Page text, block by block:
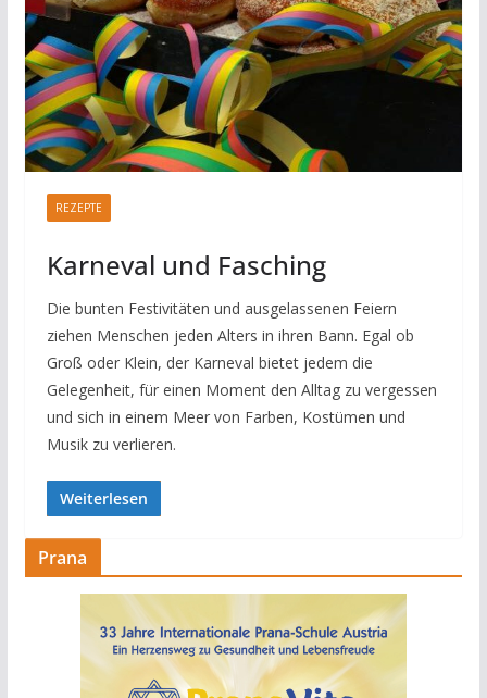
REZEPTE
Karneval und Fasching
Die bunten Festivitäten und ausgelassenen Feiern
ziehen Menschen jeden Alters in ihren Bann. Egal ob
Groß oder Klein, der Karneval bietet jedem die
Gelegenheit, für einen Moment den Alltag zu vergessen
und sich in einem Meer von Farben, Kostümen und
Musik zu verlieren.
Weiterlesen
Prana